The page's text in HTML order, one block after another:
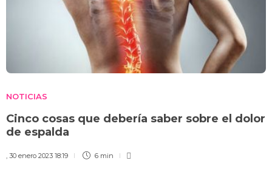
NOTICIAS
Cinco cosas que debería saber sobre el dolor
de espalda
30 enero 2023 18:19 6 min